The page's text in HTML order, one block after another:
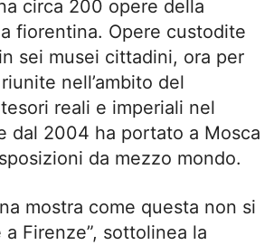
circa 200 opere della
fiorentina. Opere custodite
sei musei cittadini, ora per
nell’ambito del
reali e imperiali nel
dal 2004 ha portato a Mosca
da mezzo mondo.
mostra come questa non si
Firenze”, sottolinea la